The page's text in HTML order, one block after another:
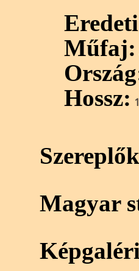
Műfaj:
Hossz:
Magyar